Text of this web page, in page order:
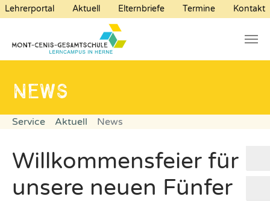
Lehrerportal Aktuell Elternbriefe Termine Kontakt
Sie sind hier:
Service Aktuell News
Willkommensfeier für
unsere neuen Fünfer